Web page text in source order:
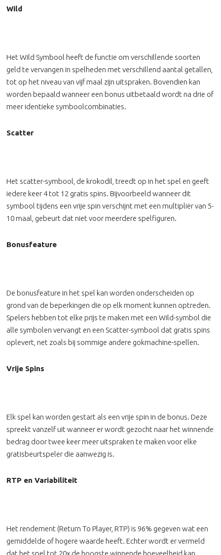
Wild
Het Wild Symbool heeft de functie om verschillende soorten
geld te vervangen in spelheden met verschillend aantal getallen,
tot op het niveau van vijf maal zijn uitspraken. Bovendien kan
worden bepaald wanneer een bonus uitbetaald wordt na drie of
meer identieke symboolcombinaties.
Scatter
Het scatter-symbool, de krokodil, treedt op in het spel en geeft
iedere keer 4 tot 12 gratis spins. Bijvoorbeeld wanneer dit
symbool tijdens een vrije spin verschijnt met een multipliër van 5-
10 maal, gebeurt dat niet voor meerdere spelfiguren.
Bonusfeature
De bonusfeature in het spel kan worden onderscheiden op
grond van de beperkingen die op elk moment kunnen optreden.
Spelers hebben tot elke prijs te maken met een Wild-symbol die
alle symbolen vervangt en een Scatter-symbool dat gratis spins
oplevert, net zoals bij sommige andere gokmachine-spellen.
Vrije Spins
Elk spel kan worden gestart als een vrije spin in de bonus. Deze
spreekt vanzelf uit wanneer er wordt gezocht naar het winnende
bedrag door twee keer meer uitspraken te maken voor elke
gratisbeurtspeler die aanwezig is.
RTP en Variabiliteit
Het rendement (Return To Player, RTP) is 96% gegeven wat een
gemiddelde of hogere waarde heeft. Echter wordt er vermeld
dat het spel tot 20x de hoogste winnende hoeveelheid kan